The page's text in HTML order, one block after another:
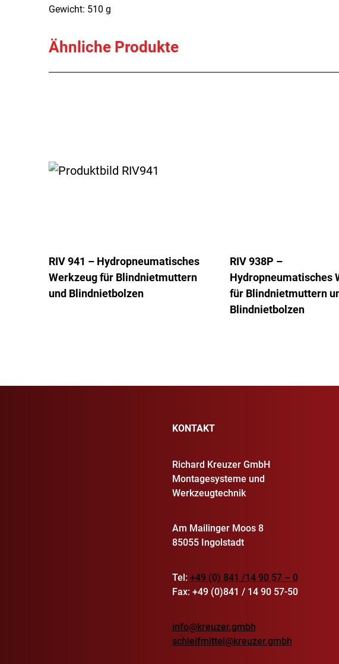
Gewicht: 510 g
Ähnliche Produkte
RIV 941 – Hydropneumatisches
Werkzeug für Blindnietmuttern
und Blindnietbolzen
RIV 938P –
Hydropneumatisches
für Blindnietmuttern
Blindnietbolzen
KONTAKT
Richard Kreuzer GmbH
Montagesysteme und
Werkzeugtechnik
Am Mailinger Moos 8
85055 Ingolstadt
Tel: +49 (0) 841 /14 90 57 – 0
Fax: +49 (0)841 / 14 90 57-50
info@kreuzer.gmbh
schleifmittel@kreuzer.gmbh